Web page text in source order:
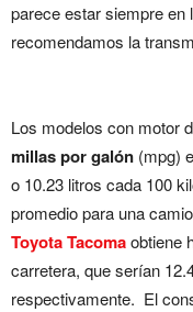
parece estar siempre en
recomendamos la
Los modelos con motor
millas por galón (mpg)
o 10.23 litros cada 100
promedio para una
Toyota Tacomaobtiene
carretera, que serían
respectivamente. El